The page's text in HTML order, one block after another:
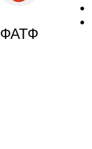
ФАТФ